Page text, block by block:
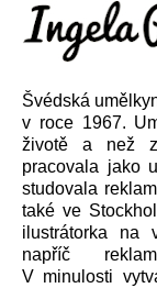
Švédská
v roce 1967.
životě a než
pracovala jako
studovala
také ve
ilustrátorka na
napříč
V minulosti